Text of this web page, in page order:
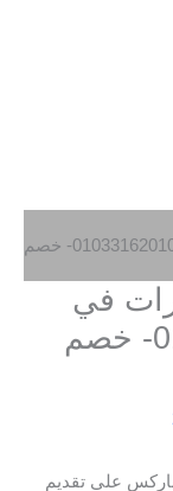
افضل شركة مكافحة حشرات في بالم باركس 01033162010- خصم
في
بالم باركس 01033162010- خصم
على تقديم